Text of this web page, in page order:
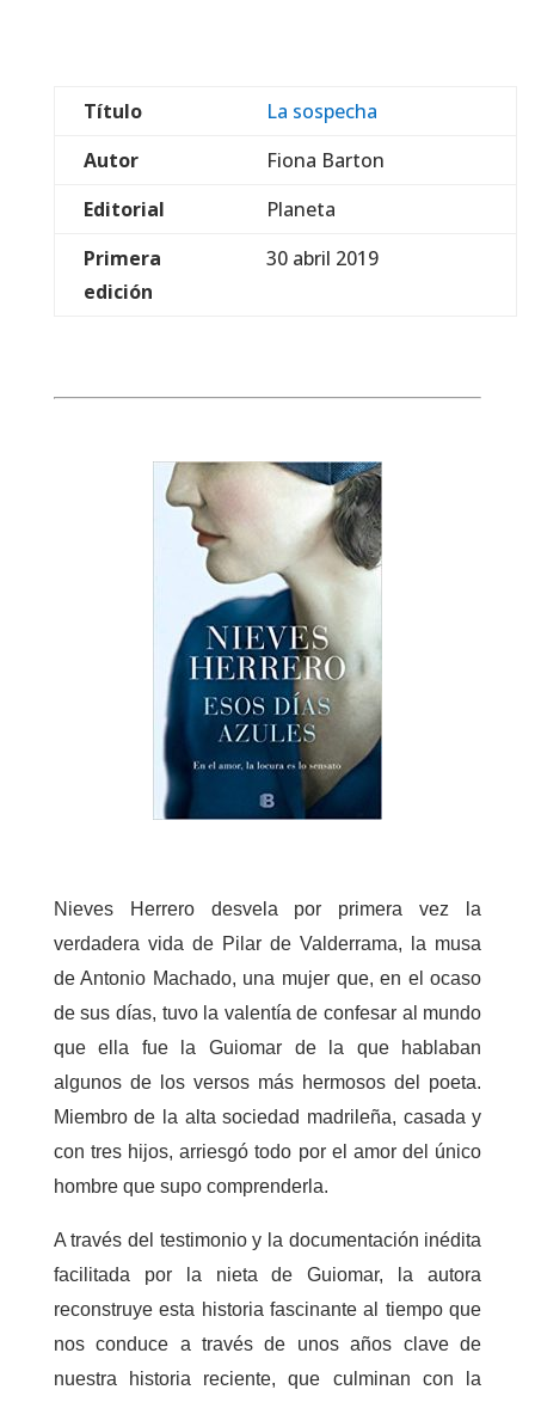
Título
La sospecha
Autor
Fiona Barton
Editorial
Planeta
Primera
edición
30 abril 2019
Nieves Herrero desvela por primera vez la
verdadera vida de Pilar de Valderrama, la musa
de Antonio Machado, una mujer que, en el ocaso
de sus días, tuvo la valentía de confesar al mundo
que ella fue la Guiomar de la que hablaban
algunos de los versos más hermosos del poeta.
Miembro de la alta sociedad madrileña, casada y
con tres hijos, arriesgó todo por el amor del único
hombre que supo comprenderla.
A través del testimonio y la documentación inédita
facilitada por la nieta de Guiomar, la autora
reconstruye esta historia fascinante al tiempo que
nos conduce a través de unos años clave de
nuestra historia reciente, que culminan con la